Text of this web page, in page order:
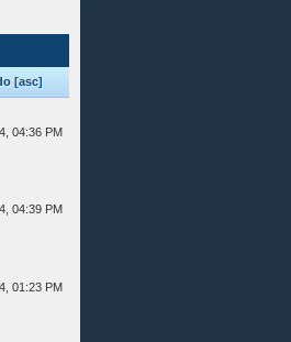
[asc]
04:36 PM
04:39 PM
01:23 PM